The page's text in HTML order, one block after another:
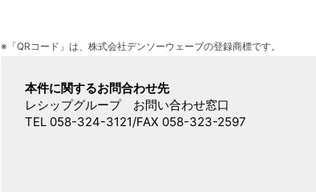
※「QRコード」は、株式会社デンソーウェーブの登録商標です。
本件に関するお問合わせ先
レシップグループ お問い合わせ窓口
TEL 058-324-3121/FAX 058-323-2597